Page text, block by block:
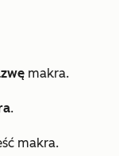
makra.
.
makra.